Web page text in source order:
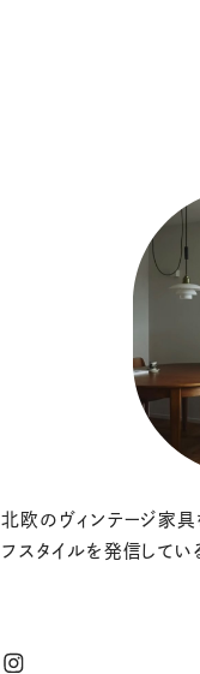
北欧のヴィンテージ家具
フスタイルを発信してい